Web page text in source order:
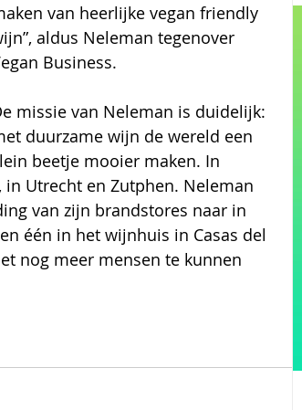
van heerlijke vegan friendly
aldus Neleman tegenover
Business.
missie van Neleman is duidelijk:
duurzame wijn de wereld een
beetje mooier maken. In
Utrecht en Zutphen. Neleman
van zijn brandstores naar in
één in het wijnhuis in Casas del
nog meer mensen te kunnen